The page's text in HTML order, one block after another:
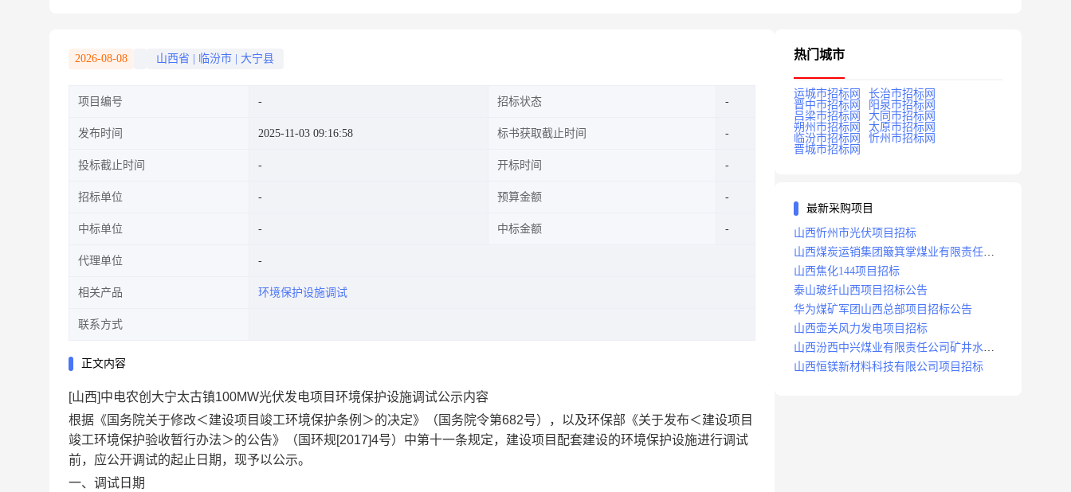
2026-08-08 山西省 临汾市 大宁县
项目编号 招标状态
发布时间 2025-11-03 09:16:58 标书获取截止时间
投标截止时间 开标时间
招标单位 预算金额
中标单位 中标金额
代理单位
相关产品 环境保护设施调试
联系方式
正文内容
[山西]中电农创大宁太古镇100MW光伏发电项目环境保护设施调试公示内容
根据《国务院关于修改＜建设项目竣工环境保护条例＞的决定》（国务院令第682号），以及环保部《关于发布＜建设项目
竣工环境保护验收暂行办法＞的公告》（国环规[2017]4号）中第十一条规定，建设项目配套建设的环境保护设施进行调试
前，应公开调试的起止日期，现予以公示。
一、调试日期
热门城市
运城市招标网
长治市招标网
晋中市招标网
阳泉市招标网
吕梁市招标网
大同市招标网
朔州市招标网
太原市招标网
临汾市招标网
忻州市招标网
晋城市招标网
最新采购项目
山西忻州市光伏项目招标
山西煤炭运销集团簸箕掌煤业有限责任公
司井田地面三维地震勘探项目招标
山西焦化144项目招标
泰山玻纤山西项目招标公告
华为煤矿军团山西总部项目招标公告
山西壶关风力发电项目招标
山西汾西中兴煤业有限责任公司矿井水处
理站升级改造项目招标
山西恒镁新材料科技有限公司项目招标